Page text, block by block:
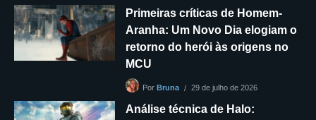
Primeiras críticas de Homem-
Aranha: Um Novo Dia elogiam o
retorno do herói às origens no
MCU
Por Bruna 29 de julho de 2026
Análise técnica de Halo: